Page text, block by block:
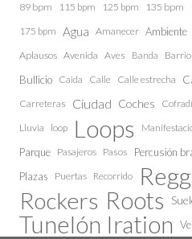
89 bpm 115 bpm 125 bpm 135 bpm
175 bpm Agua Amanecer Ambiente
Aplausos Avenida Aves Banda Barrio
Bullicio Caida Calle Calle estrecha
Carreteras Ciudad Coches
Lluvia loop Loops
Parque Pasajeros Pasos Percusión
Plazas Puertas Recorrido
Rockers Roots
Tunelón Iration